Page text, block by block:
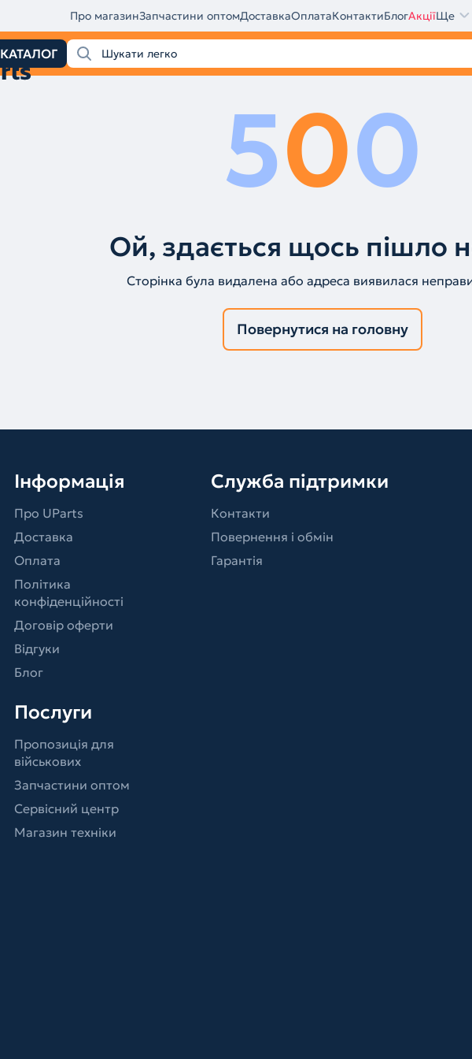
Про магазинЗапчастини оптомДоставкаОплатаКонтактиБлогАкціїЩе
КАТАЛОГ
500
Ой, здається щось пішло
Сторінка була видалена або адреса виявилася
Повернутися на головну
Інформація
Про UParts
Доставка
Оплата
Політика
конфіденційності
Договір оферти
Відгуки
Блог
Послуги
Пропозиція для
військових
Запчастини оптом
Сервісний центр
Магазин техніки
Служба підтримки
Контакти
Повернення і обмін
Гарантія